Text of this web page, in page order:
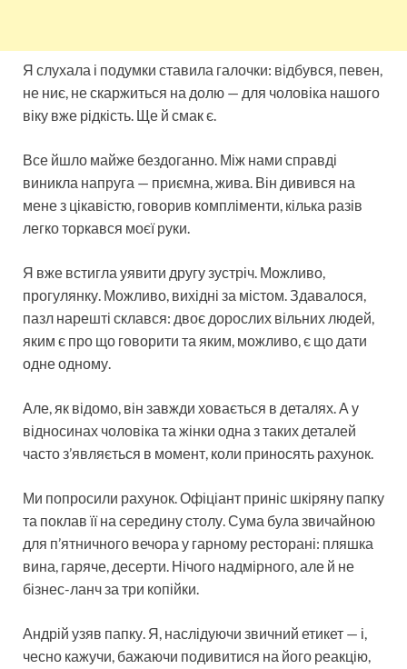
Я слухала і подумки ставила галочки: відбувся, певен,
не ниє, не скаржиться на долю — для чоловіка нашого
віку вже рідкість. Ще й смак є.
Все йшло майже бездоганно. Між нами справді
виникла напруга — приємна, жива. Він дивився на
мене з цікавістю, говорив компліменти, кілька разів
легко торкався моєї руки.
Я вже встигла уявити другу зустріч. Можливо,
прогулянку. Можливо, вихідні за містом. Здавалося,
пазл нарешті склався: двоє дорослих вільних людей,
яким є про що говорити та яким, можливо, є що дати
одне одному.
Але, як відомо, він завжди ховається в деталях. А у
відносинах чоловіка та жінки одна з таких деталей
часто з’являється в момент, коли приносять рахунок.
Ми попросили рахунок. Офіціант приніс шкіряну папку
та поклав її на середину столу. Сума була звичайною
для п’ятничного вечора у гарному ресторані: пляшка
вина, гаряче, десерти. Нічого надмірного, але й не
бізнес-ланч за три копійки.
Андрій узяв папку. Я, наслідуючи звичний етикет — і,
чесно кажучи, бажаючи подивитися на його реакцію,